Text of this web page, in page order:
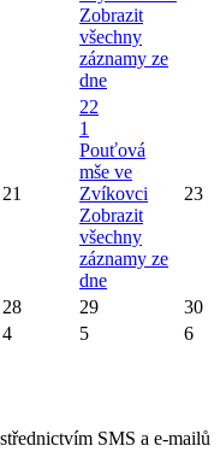
Zobrazit
všechny
záznamy ze
dne
21
22
1
Pouťová
mše ve
Zvíkovci
Zobrazit
všechny
záznamy ze
dne
23
28 29
30
4 5 6
SMS a e-mailů